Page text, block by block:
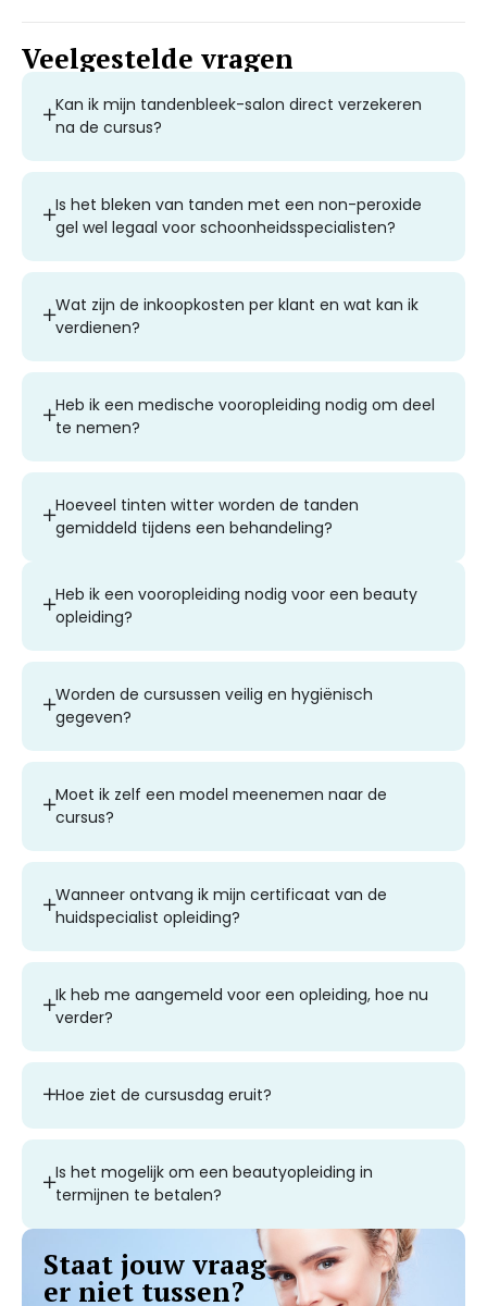
Veelgestelde vragen
Kan ik mijn tandenbleek-salon direct verzekeren
na de cursus?
Is het bleken van tanden met een non-peroxide
gel wel legaal voor schoonheidsspecialisten?
Wat zijn de inkoopkosten per klant en wat kan ik
verdienen?
Heb ik een medische vooropleiding nodig om deel
te nemen?
Hoeveel tinten witter worden de tanden
gemiddeld tijdens een behandeling?
Heb ik een vooropleiding nodig voor een beauty
opleiding?
Worden de cursussen veilig en hygiënisch
gegeven?
Moet ik zelf een model meenemen naar de
cursus?
Wanneer ontvang ik mijn certificaat van de
huidspecialist opleiding?
Ik heb me aangemeld voor een opleiding, hoe nu
verder?
Hoe ziet de cursusdag eruit?
Is het mogelijk om een beautyopleiding in
termijnen te betalen?
Staat jouw vraag
er niet tussen?